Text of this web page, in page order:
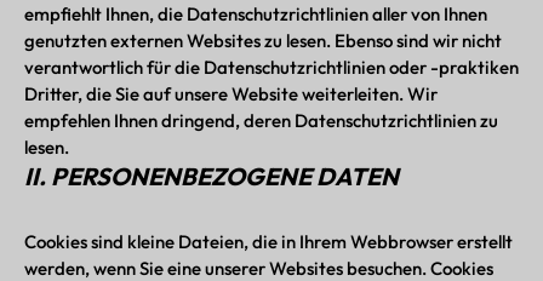
empfiehlt Ihnen, die Datenschutzrichtlinien aller von Ihnen
genutzten externen Websites zu lesen. Ebenso sind wir nicht
verantwortlich für die Datenschutzrichtlinien oder -praktiken
Dritter, die Sie auf unsere Website weiterleiten. Wir
empfehlen Ihnen dringend, deren Datenschutzrichtlinien zu
lesen.
II. PERSONENBEZOGENE DATEN
Cookies sind kleine Dateien, die in Ihrem Webbrowser erstellt
werden, wenn Sie eine unserer Websites besuchen. Cookies